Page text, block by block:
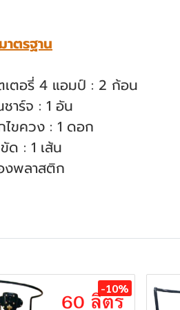
ตรฐาน
เตอรี่ 4 แอมป์ : 2 ก้อน
าร์จ : 1 อัน
ไขควง : 1 ดอก
ด : 1 เส้น
งพลาสติก
-10%